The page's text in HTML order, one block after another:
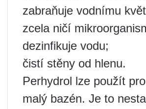
zabraňuje vodnímu
zcela ničí
dezinfikuje vodu;
čistí stěny od hlenu.
Perhydrol lze použít
malý bazén. Je to